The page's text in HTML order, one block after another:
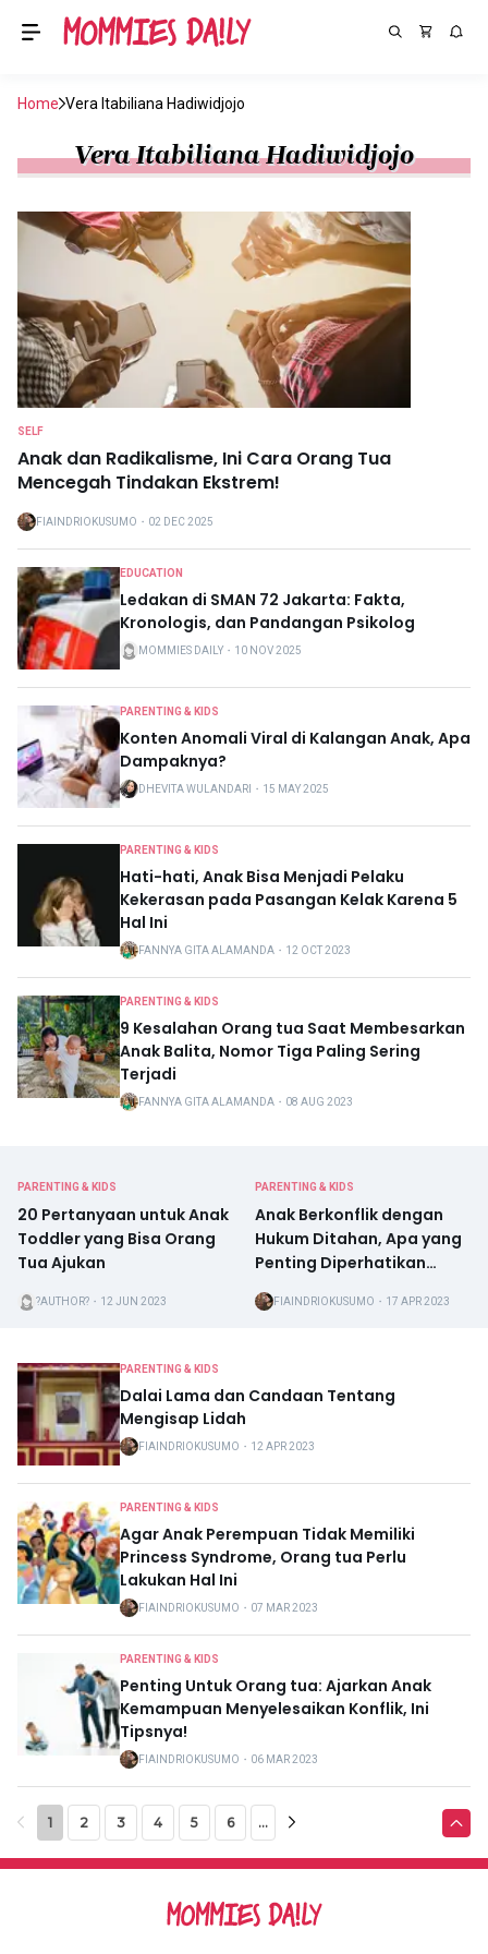
Home Vera Itabiliana Hadiwidjojo
Vera Itabiliana Hadiwidjojo
SELF
Anak dan Radikalisme, Ini Cara Orang Tua
Mencegah Tindakan Ekstrem!
FIAINDRIOKUSUMO ・ 02 DEC 2025
EDUCATION
Ledakan di SMAN 72 Jakarta: Fakta,
Kronologis, dan Pandangan Psikolog
MOMMIES DAILY ・ 10 NOV 2025
PARENTING & KIDS
Konten Anomali Viral di Kalangan Anak, Apa
Dampaknya?
DHEVITA WULANDARI ・ 15 MAY 2025
PARENTING & KIDS
Hati-hati, Anak Bisa Menjadi Pelaku
Kekerasan pada Pasangan Kelak Karena 5
Hal Ini
FANNYA GITA ALAMANDA ・ 12 OCT 2023
PARENTING & KIDS
9 Kesalahan Orang tua Saat Membesarkan
Anak Balita, Nomor Tiga Paling Sering
Terjadi
FANNYA GITA ALAMANDA ・ 08 AUG 2023
PARENTING & KIDS
20 Pertanyaan untuk Anak
Toddler yang Bisa Orang
Tua Ajukan
?AUTHOR? ・ 12 JUN 2023
PARENTING & KIDS
Anak Berkonflik dengan
Hukum Ditahan, Apa yang
Penting Diperhatikan
Orang tua?
FIAINDRIOKUSUMO ・ 17 APR 2023
PARENTING & KIDS
Dalai Lama dan Candaan Tentang
Mengisap Lidah
FIAINDRIOKUSUMO ・ 12 APR 2023
PARENTING & KIDS
Agar Anak Perempuan Tidak Memiliki
Princess Syndrome, Orang tua Perlu
Lakukan Hal Ini
FIAINDRIOKUSUMO ・ 07 MAR 2023
PARENTING & KIDS
Penting Untuk Orang tua: Ajarkan Anak
Kemampuan Menyelesaikan Konflik, Ini
Tipsnya!
FIAINDRIOKUSUMO ・ 06 MAR 2023
1 2 3 4 5 6 ...